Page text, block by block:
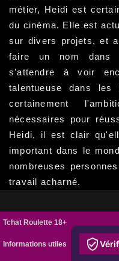
métier, Heidi est
du cinéma. Elle est
sur divers projets, et
faire un nom dans
s'attendre à voir
talentueuse dans
certainement
nécessaires pour
Heidi, il est clair
important dans le
nombreuses
travail acharné.
Tchat Roulette 18+
Informations utiles